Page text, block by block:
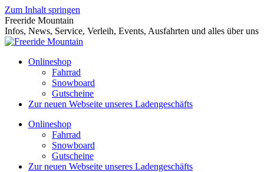
Zum Inhalt springen
Freeride Mountain
Infos, News, Service, Verleih, Events, Ausfahrten und alles über uns
Onlineshop
Fahrrad
Snowboard
Gutscheine
Zur neuen Webseite unseres Ladengeschäfts
Onlineshop
Fahrrad
Snowboard
Gutscheine
Zur neuen Webseite unseres Ladengeschäfts